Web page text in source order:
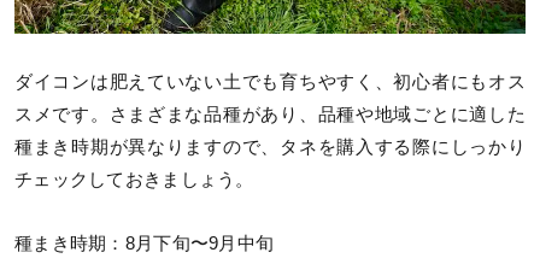
ダイコンは肥えていない土でも育ちやすく、初心者にもオス
スメです。さまざまな品種があり、品種や地域ごとに適した
種まき時期が異なりますので、タネを購入する際にしっかり
チェックしておきましょう。
種まき時期：8月下旬〜9月中旬